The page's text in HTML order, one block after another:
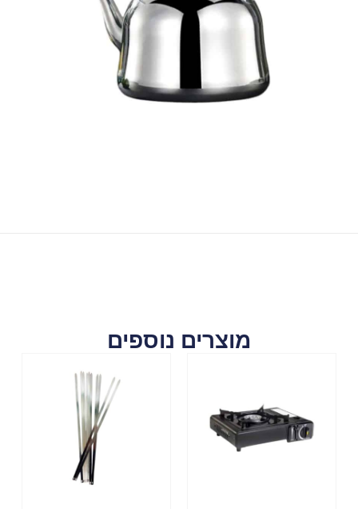
מוצרים נוספים